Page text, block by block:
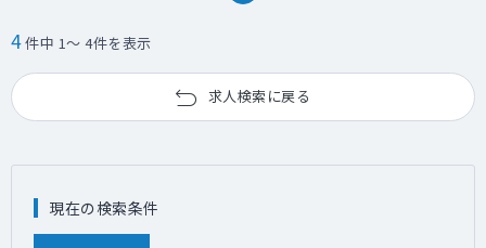
4件中 1～ 4件を表示
求人検索に戻る
現在の検索条件